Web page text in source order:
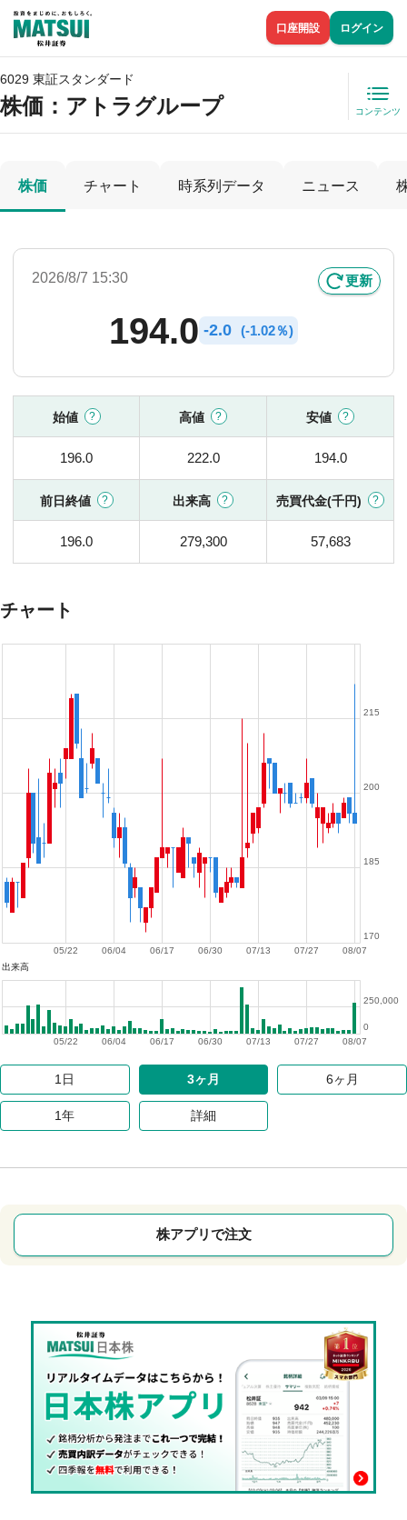
口座開設 ログイン
6029 東証スタンダード
株価 ：アトラグループ コンテンツ
株価 チャート 時系列データ ニュース
2026/8/7 15:30 更新
194.0 -2.0 (-1.02％)
始値 高値 安値
196.0 222.0 194.0
前日終値 出来高 売買代金(千円)
196.0 279,300 57,683
チャート
08/07
07/27
07/13
06/30
06/17
06/04
05/22
170
185
200
215
出来高
08/07
07/27
07/13
06/30
06/17
06/04
05/22
0
250,000
1日 3ヶ月 6ヶ月
1年 詳細
株アプリで注文